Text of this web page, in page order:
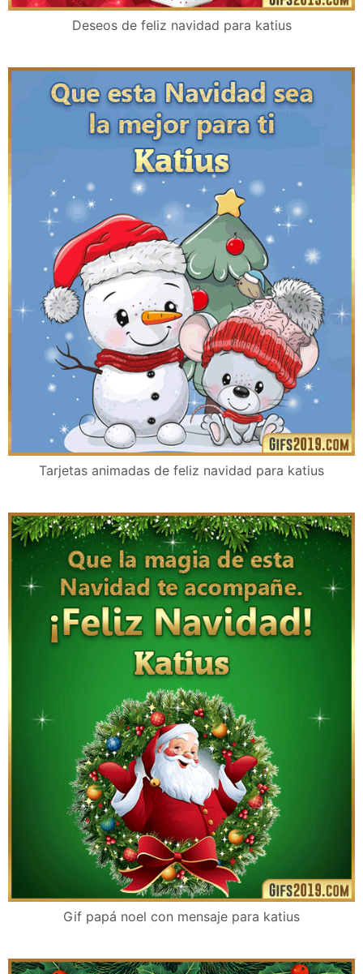
Deseos de feliz navidad para katius
Tarjetas animadas de feliz navidad para katius
Gif papá noel con mensaje para katius